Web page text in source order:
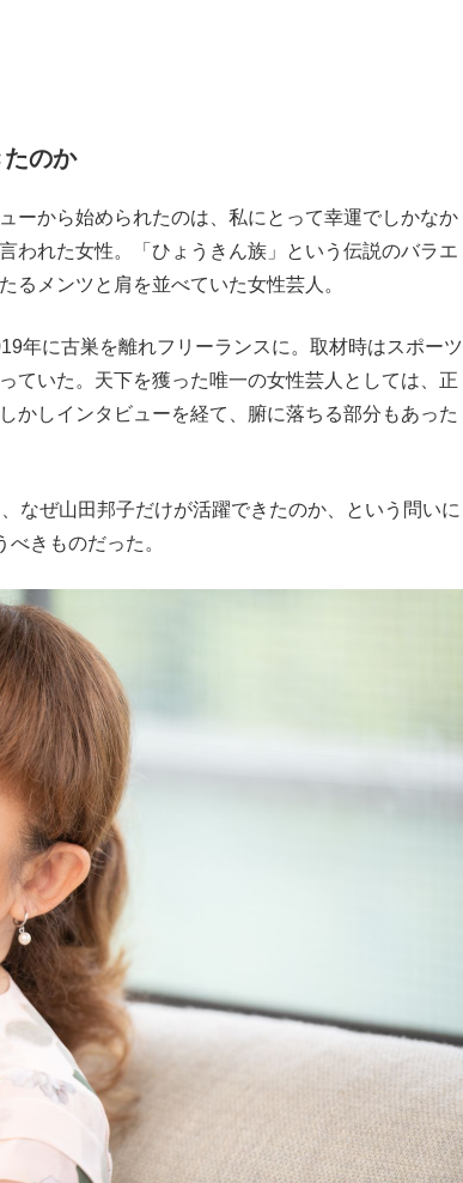
のか
から始められたのは、私にとって幸運でしかなか
われた女性。「ひょうきん族」という伝説のバラエ
るメンツと肩を並べていた女性芸人。
年に古巣を離れフリーランスに。取材時はスポーツ
ていた。天下を獲った唯一の女性芸人としては、正
かしインタビューを経て、腑に落ちる部分もあった
なぜ山田邦子だけが活躍できたのか、という問いに
きものだった。